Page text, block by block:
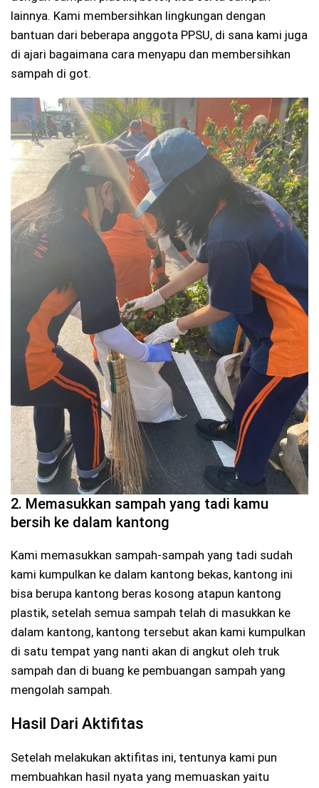
lainnya. Kami membersihkan lingkungan dengan
bantuan dari beberapa anggota PPSU, di sana kami juga
di ajari bagaimana cara menyapu dan membersihkan
sampah di got.
2. Memasukkan sampah yang tadi kamu
bersih ke dalam kantong
Kami memasukkan sampah-sampah yang tadi sudah
kami kumpulkan ke dalam kantong bekas, kantong ini
bisa berupa kantong beras kosong atapun kantong
plastik, setelah semua sampah telah di masukkan ke
dalam kantong, kantong tersebut akan kami kumpulkan
di satu tempat yang nanti akan di angkut oleh truk
sampah dan di buang ke pembuangan sampah yang
mengolah sampah.
Hasil Dari Aktifitas
Setelah melakukan aktifitas ini, tentunya kami pun
membuahkan hasil nyata yang memuaskan yaitu